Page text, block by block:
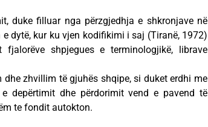
duke filluar nga përzgjedhja e shkronjave në
dytë, kur ku vjen kodifikimi i saj (Tiranë, 1972)
shpjegues e terminologjikë, librave
zhvillim të gjuhës shqipe, si duket erdhi me
depërtimit dhe përdorimit vend e pavend të
te fondit autokton.